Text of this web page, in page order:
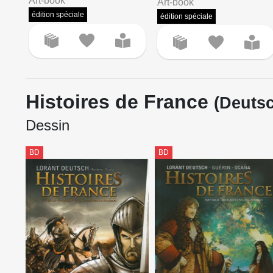
édition spéciale édition spéciale
Histoires de France
Dessin
BD BD